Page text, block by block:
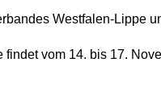
Westfalen-Lippe
vom 14. bis 17.